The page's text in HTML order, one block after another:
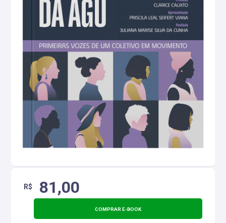
R$ 81,00
COMPRAR E-BOOK